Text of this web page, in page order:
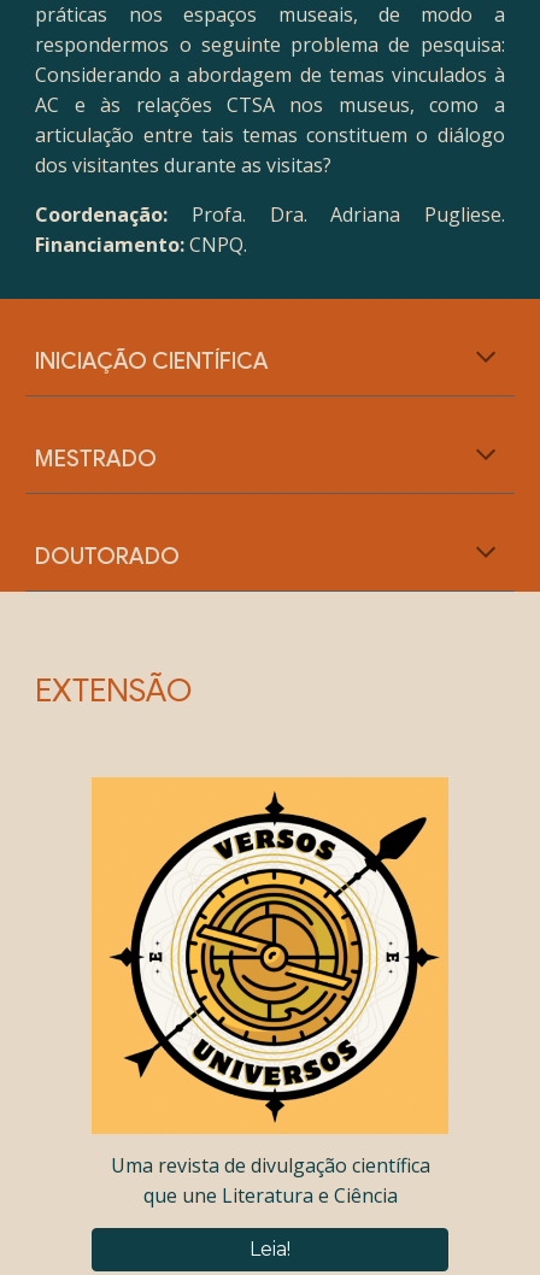
práticas nos espaços museais, de modo a
respondermos o seguinte problema de pesquisa:
Considerando a abordagem de temas vinculados à
AC e às relações CTSA nos museus, como a
articulação entre tais temas constituem o diálogo
dos visitantes durante as visitas?
Coordenação: Profa. Dra.Adriana Pugliese.
Financiamento: CNPQ.
INICIAÇÃO CIENTÍFICA
MESTRADO
DOUTORADO
EXTENSÃO
Uma revista de divulgação científica
que une Literatura e Ciência
Leia!